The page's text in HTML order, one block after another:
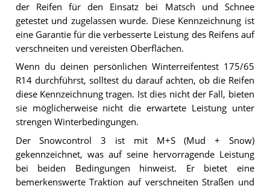
der Reifen für den Einsatz bei Matsch und Schnee
getestet und zugelassen wurde. Diese Kennzeichnung ist
eine Garantie für die verbesserte Leistung des Reifens auf
verschneiten und vereisten Oberflächen.
Wenn du deinen persönlichen Winterreifentest 175/65
R14 durchführst, solltest du darauf achten, ob die Reifen
diese Kennzeichnung tragen. Ist dies nicht der Fall, bieten
sie möglicherweise nicht die erwartete Leistung unter
strengen Winterbedingungen.
Der Snowcontrol 3 ist mit M+S (Mud + Snow)
gekennzeichnet, was auf seine hervorragende Leistung
bei beiden Bedingungen hinweist. Er bietet eine
bemerkenswerte Traktion auf verschneiten Straßen und